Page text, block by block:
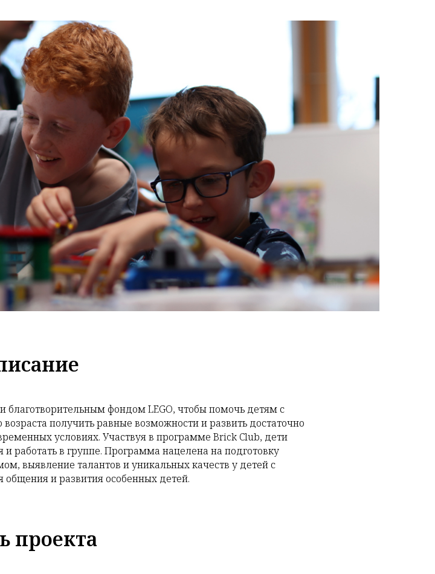
фондом LEGO, чтобы помочь детям с
получить равные возможности и развить достаточно
условиях. Участвуя в программе Brick Club, дети
и работать в группе. Программа нацелена на подготовку
выявление талантов и уникальных качеств у детей с
и развития особенных детей.
проекта